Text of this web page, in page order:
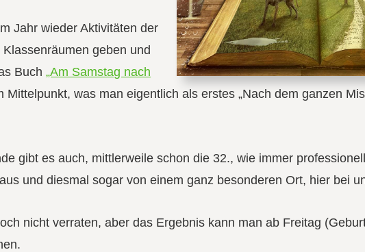
Jahr wieder Aktivitäten der
geben und
Buch„Am Samstag nach
Mittelpunkt, was man eigentlich als erstes „Nach dem ganzen
gibt es auch, mittlerweile schon die 32., wie immer
und diesmal sogar von einem ganz besonderen Ort, hier bei
nicht verraten, aber das Ergebnis kann man ab Freitag